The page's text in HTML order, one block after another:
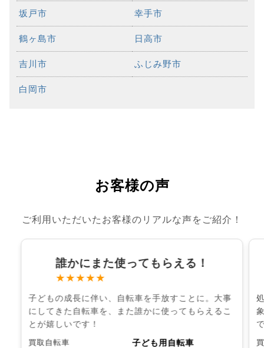
坂戸市 幸手市
鶴ヶ島市 日高市
吉川市 ふじみ野市
白岡市
お客様の声
ご利用いただいたお客様のリアルな声をご紹介！
誰かにまた使ってもらえる！
★★★★★
子どもの成長に伴い、自転車を手放すことに。大事
にしてきた自転車を、また誰かに使ってもらえるこ
とが嬉しいです！
買取自転車 子ども用自転車